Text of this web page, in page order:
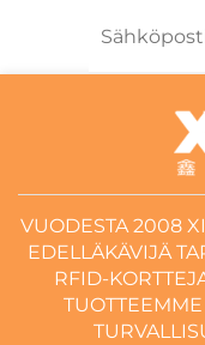
VUODESTA 2008
EDELLÄKÄVIJÄ
RFID-